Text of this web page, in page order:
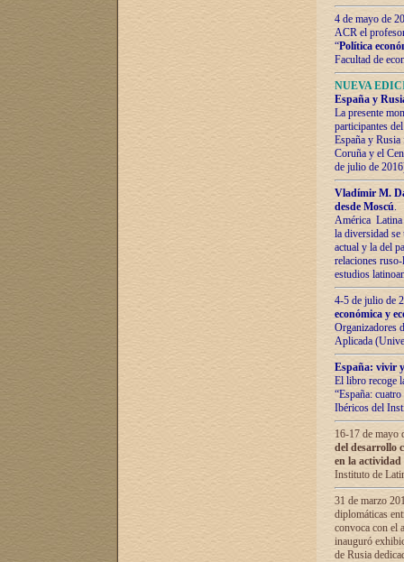
4 de mayo de
ACR el
“Política
Facultad de
NUEVA
España y
La presente
participantes
España y
Coruña y el
de julio de
Vladímir М.
desde Moscú.
América Latina
la diversidad
actual у lа del
relaciones
estudios
4-5 de julio de
económica y
Organizadores
Aplicada
España: vivir
El libro recoge
“España:
Ibéricos del
16-17 de mayo
del desarrollo
en la
Instituto de
31 de marzo
diplomáticas
convoca con el
inauguró
de Rusia